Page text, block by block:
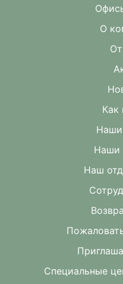
О
Как
Наши
Наш
Специальные